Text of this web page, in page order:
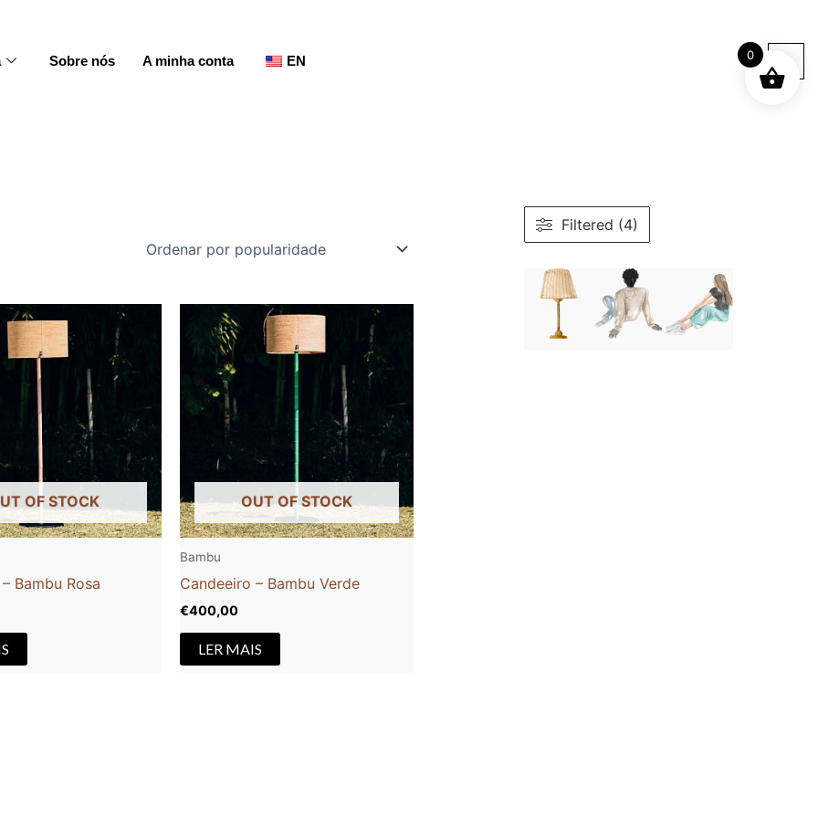
Sobre nós A minha conta EN
OF STOCK
Bambu Rosa
OUT OF STOCK
Bambu
Candeeiro – Bambu Verde
€400,00
LER MAIS
Filtered (4)
0